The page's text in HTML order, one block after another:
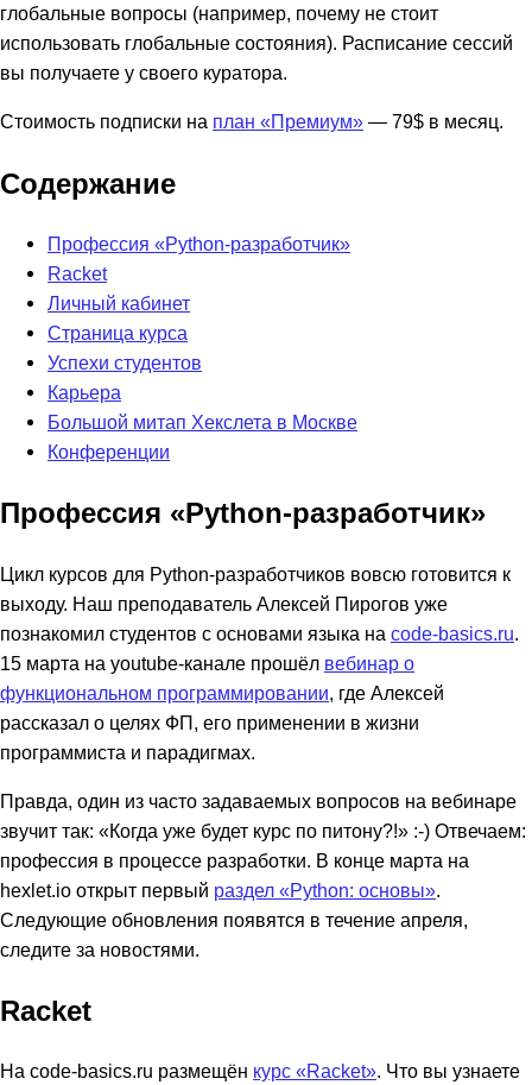
глобальные вопросы (например, почему не стоит
использовать глобальные состояния). Расписание сессий
вы получаете у своего куратора.
Стоимость подписки на план «Премиум» — 79$ в месяц.
Содержание
Профессия «Python-разработчик»
Racket
Личный кабинет
Страница курса
Успехи студентов
Карьера
Большой митап Хекслета в Москве
Конференции
Профессия «Python-разработчик»
Цикл курсов для Python-разработчиков вовсю готовится к
выходу. Наш преподаватель Алексей Пирогов уже
познакомил студентов с основами языка на code-basics.ru
15 марта на youtube-канале прошёл вебинар о
функциональном программировании , где Алексей
рассказал о целях ФП, его применении в жизни
программиста и парадигмах.
Правда, один из часто задаваемых вопросов на вебинаре
звучит так: «Когда уже будет курс по питону?!» :-) Отвечаем:
профессия в процессе разработки. В конце марта на
hexlet.io открыт первый раздел «Python: основы».
Следующие обновления появятся в течение апреля,
следите за новостями.
Racket
На code-basics.ru размещён курс «Racket». Что вы узнаете